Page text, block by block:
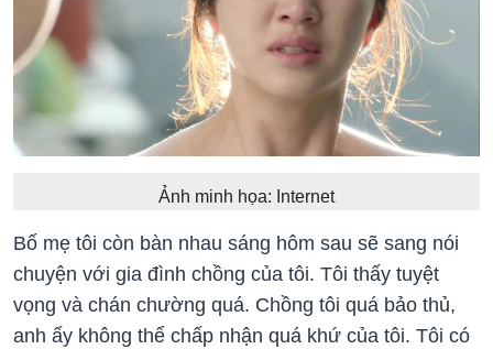
Ảnh minh họa: Internet
Bố mẹ tôi còn bàn nhau sáng hôm sau sẽ sang nói
chuyện với gia đình chồng của tôi. Tôi thấy tuyệt
vọng và chán chường quá. Chồng tôi quá bảo thủ,
anh ấy không thể chấp nhận quá khứ của tôi. Tôi có